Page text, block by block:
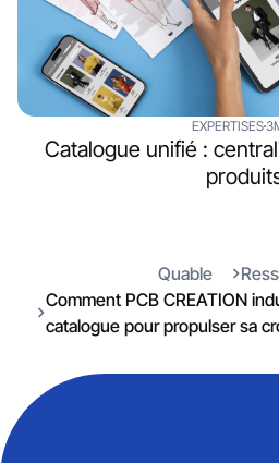
EXPERTISES
Catalogue unifié :
Quable
Comment PCB CREATION
catalogue pour propulser sa